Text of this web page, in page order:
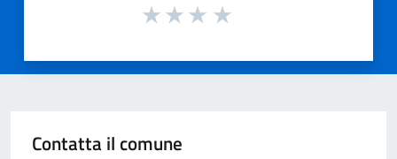
Contatta il comune